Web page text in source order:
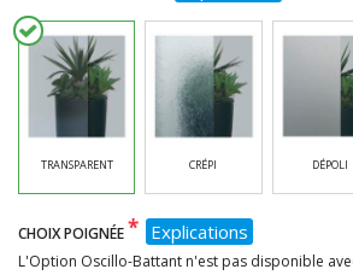
TRANSPARENT CRÉPI DÉPOLI
CHOIX POIGNÉE* Explications
L'Option Oscillo-Battant n'est pas disponible